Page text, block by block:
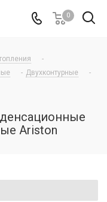
0
-
- Двухконтурные
-
Ariston